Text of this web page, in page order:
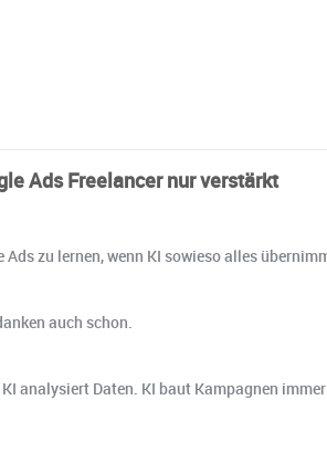
Ads Freelancer nur verstärkt
zu lernen, wenn KI sowieso alles
auch schon.
analysiert Daten. KI baut Kampagnen